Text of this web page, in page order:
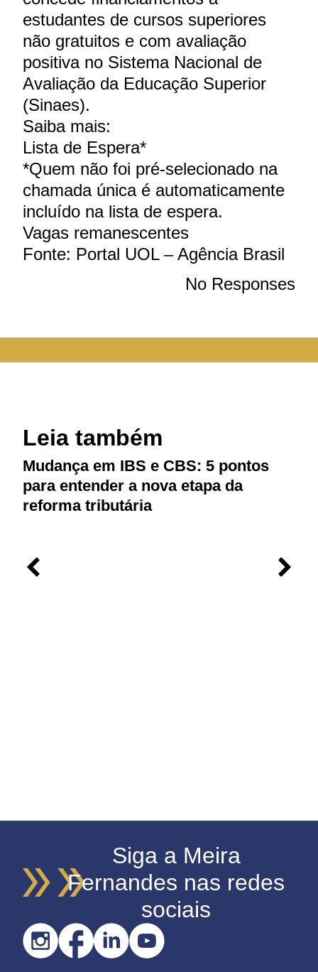
estudantes de cursos superiores
não gratuitos e com avaliação
positiva no Sistema Nacional de
Avaliação da Educação Superior
(Sinaes).
Saiba mais:
Lista de Espera*
*Quem não foi pré-selecionado na
chamada única é automaticamente
incluído na lista de espera.
Vagas remanescentes
Fonte: Portal UOL – Agência Brasil
No Responses
Leia também
Mudança em IBS e CBS: 5 pontos
para entender a nova etapa da
reforma tributária
Siga a Meira
Fernandes nas redes
sociais